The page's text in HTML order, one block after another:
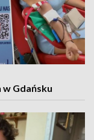
Gdańsku